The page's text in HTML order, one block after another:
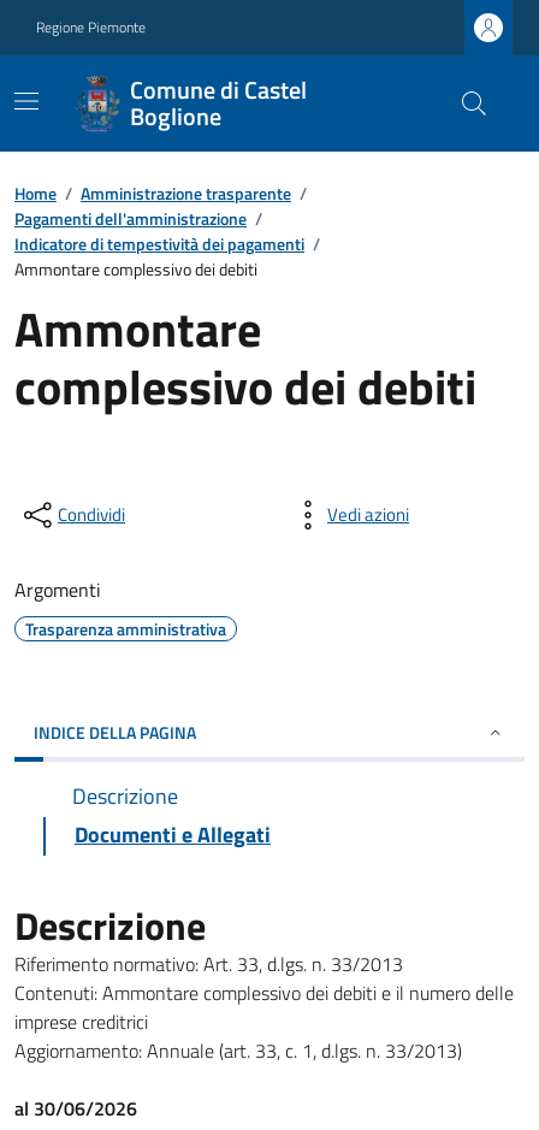
Regione Piemonte
Comune di Castel
Boglione
Home / Amministrazione trasparente /
Pagamenti dell'amministrazione /
Indicatore di tempestività dei pagamenti /
Ammontare complessivo dei debiti
Ammontare
complessivo dei debiti
Condividi Vedi azioni
Argomenti
Trasparenza amministrativa
INDICE DELLA PAGINA
Descrizione
Documenti e Allegati
Descrizione
Riferimento normativo: Art. 33, d.lgs. n. 33/2013
Contenuti: Ammontare complessivo dei debiti e il numero delle
imprese creditrici
Aggiornamento: Annuale (art. 33, c. 1, d.lgs. n. 33/2013)
al 30/06/2026